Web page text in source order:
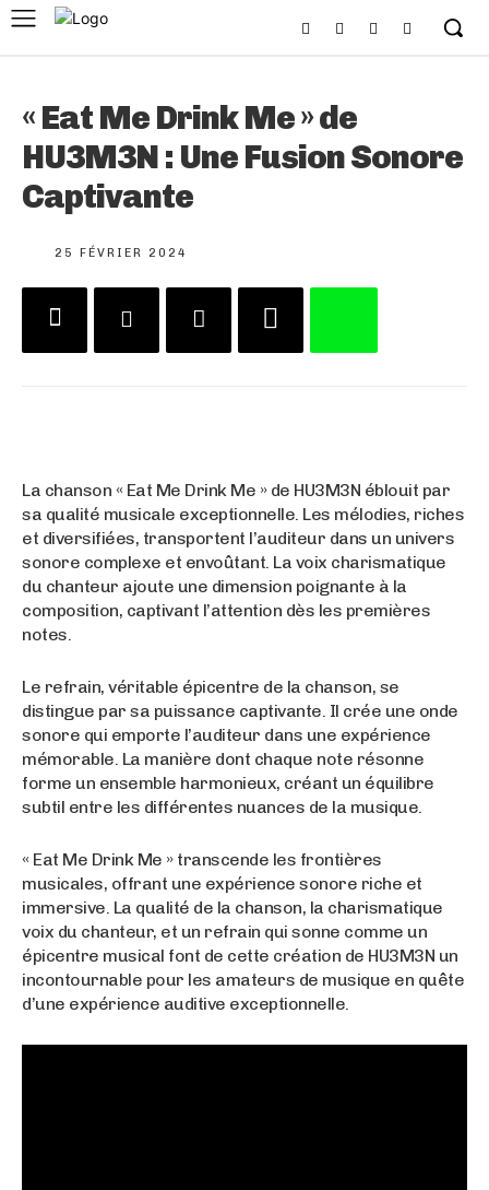
« Eat Me Drink Me » de
HU3M3N : Une Fusion Sonore
Captivante
25 FÉVRIER 2024
La chanson « Eat Me Drink Me » de HU3M3N éblouit par
sa qualité musicale exceptionnelle. Les mélodies, riches
et diversifiées, transportent l’auditeur dans un univers
sonore complexe et envoûtant. La voix charismatique
du chanteur ajoute une dimension poignante à la
composition, captivant l’attention dès les premières
notes.
Le refrain, véritable épicentre de la chanson, se
distingue par sa puissance captivante. Il crée une onde
sonore qui emporte l’auditeur dans une expérience
mémorable. La manière dont chaque note résonne
forme un ensemble harmonieux, créant un équilibre
subtil entre les différentes nuances de la musique.
« Eat Me Drink Me » transcende les frontières
musicales, offrant une expérience sonore riche et
immersive. La qualité de la chanson, la charismatique
voix du chanteur, et un refrain qui sonne comme un
épicentre musical font de cette création de HU3M3N un
incontournable pour les amateurs de musique en quête
d’une expérience auditive exceptionnelle.